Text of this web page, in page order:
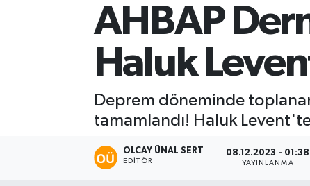
AHBAP
Haluk
Deprem döneminde
tamamlandı! Haluk
OLCAY ÜNAL SERT
EDITÖR
08.12.2023 - 01:38
YAYINLANMA
Süper Lig Puan Durumu ve Fikstür
Tüm Manşetler
Son Dakika Haberleri